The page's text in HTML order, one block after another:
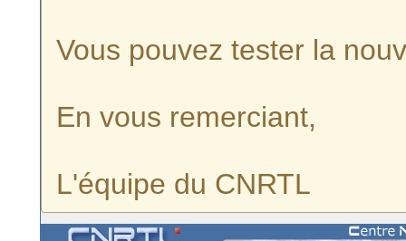
Vous pouvez tester la
En vous remerciant,
L'équipe du CNRTL